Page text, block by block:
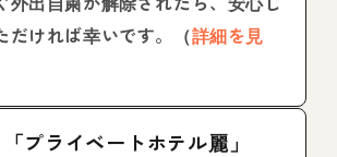
だければ幸いです。（詳細を見
「プライベートホテル麗」